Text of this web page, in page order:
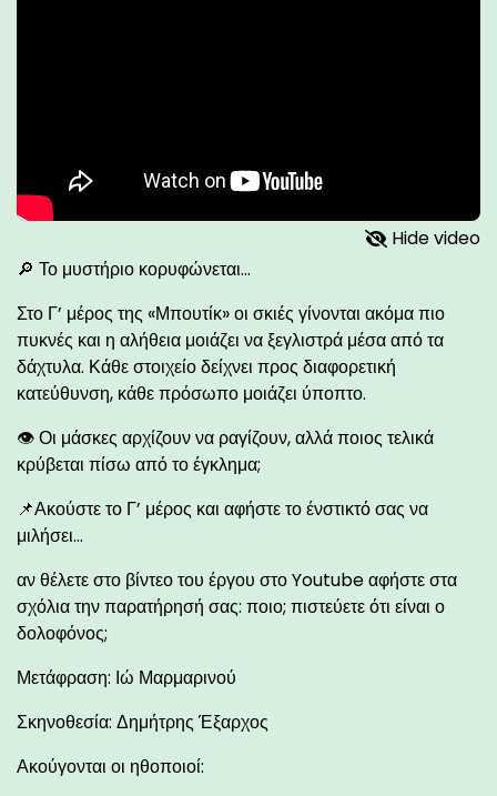
Hide video
🔎 Το μυστήριο κορυφώνεται…
Στο Γ’ μέρος της «Μπουτίκ» οι σκιές γίνονται ακόμα πιο
πυκνές και η αλήθεια μοιάζει να ξεγλιστρά μέσα από τα
δάχτυλα. Κάθε στοιχείο δείχνει προς διαφορετική
κατεύθυνση, κάθε πρόσωπο μοιάζει ύποπτο.
👁 Οι μάσκες αρχίζουν να ραγίζουν, αλλά ποιος τελικά
κρύβεται πίσω από το έγκλημα;
📌Ακούστε το Γ’ μέρος και αφήστε το ένστικτό σας να
μιλήσει…
αν θέλετε στο βίντεο του έργου στο Youtube αφήστε στα
σχόλια την παρατήρησή σας: ποιο; πιστεύετε ότι είναι ο
δολοφόνος;
Μετάφραση: Ιώ Μαρμαρινού
Σκηνοθεσία: Δημήτρης Έξαρχος
Ακούγονται οι ηθοποιοί: